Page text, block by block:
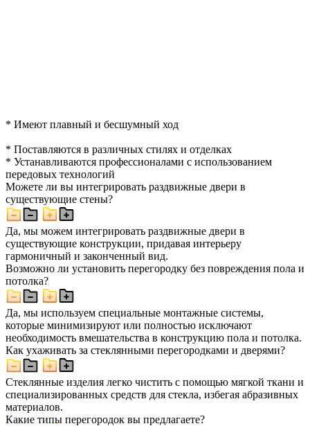
* Имеют плавный и бесшумный ход
* Поставляются в различных стилях и отделках
* Устанавливаются профессионалами с использованием
передовых технологий
Можете ли вы интегрировать раздвижные двери в
существующие стены?
Да, мы можем интегрировать раздвижные двери в
существующие конструкции, придавая интерьеру
гармоничный и законченный вид.
Возможно ли установить перегородку без повреждения пола и
потолка?
Да, мы используем специальные монтажные системы,
которые минимизируют или полностью исключают
необходимость вмешательства в конструкцию пола и потолка.
Как ухаживать за стеклянными перегородками и дверями?
Стеклянные изделия легко чистить с помощью мягкой ткани и
специализированных средств для стекла, избегая абразивных
материалов.
Какие типы перегородок вы предлагаете?